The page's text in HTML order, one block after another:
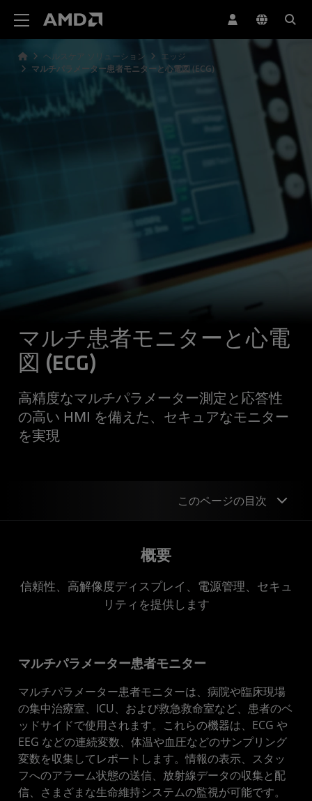
ヘルスケア ソリューション
エッジ
マルチパラメーター患者モニターと心電図 (ECG)
マルチ患者モニターと心電
図 (ECG)
高精度なマルチパラメーター測定と応答性
の高い HMI を備えた、セキュアなモニター
を実現
このページの目次
デバイス サポート
お問い合わせ
概要
信頼性、高解像度ディスプレイ、電源管理、セキュ
リティを提供します
マルチパラメーター患者モニター
マルチパラメーター患者モニターは、病院や臨床現場
の集中治療室、ICU、および救急救命室など、患者のベ
ッドサイドで使用されます。これらの機器は、ECG や
EEG などの連続変数、体温や血圧などのサンプリング
変数を収集してレポートします。情報の表示、スタッ
フへのアラーム状態の送信、放射線データの収集と配
信、さまざまな生命維持システムの監視が可能です。